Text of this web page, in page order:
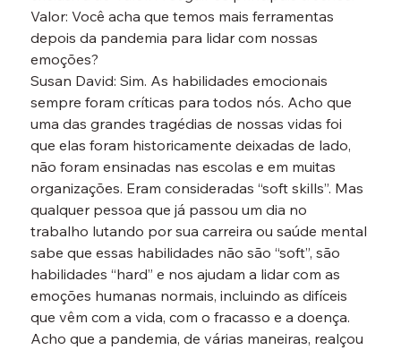
Valor: Você acha que temos mais ferramentas
depois da pandemia para lidar com nossas
emoções?
Susan David: Sim. As habilidades emocionais
sempre foram críticas para todos nós. Acho que
uma das grandes tragédias de nossas vidas foi
que elas foram historicamente deixadas de lado,
não foram ensinadas nas escolas e em muitas
organizações. Eram consideradas “soft skills”. Mas
qualquer pessoa que já passou um dia no
trabalho lutando por sua carreira ou saúde mental
sabe que essas habilidades não são “soft”, são
habilidades “hard” e nos ajudam a lidar com as
emoções humanas normais, incluindo as difíceis
que vêm com a vida, com o fracasso e a doença.
Acho que a pandemia, de várias maneiras, realçou